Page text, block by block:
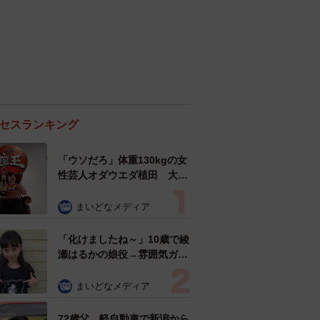
スランキング
「ウソだろ」体重130kgの女
性芸人オダウエダ植田 大学
で」 まいどなメディア
「化けましたね～」10歳で綾
瀬はるかの娘役→雰囲気ガラ
雰囲気が」「宝塚に入れそ
まいどなメディア